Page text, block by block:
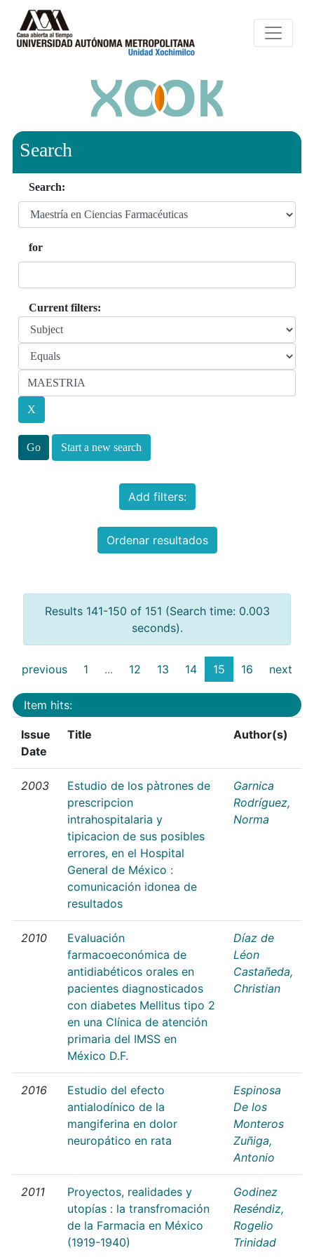
Search
Search:
for
Current filters:
Start a new search
Add filters:
Ordenar resultados
Results 141-150 of 151 (Search time: 0.003
seconds).
previous 1 ... 12 13 14 15 16 next
Item hits:
Issue
Date
Title Author(s)
2003
Estudio de los pàtrones de
prescripcion
intrahospitalaria y
tipicacion de sus posibles
errores, en el Hospital
General de México :
comunicación idonea de
resultados
Garnica
Rodríguez,
Norma
2010
Evaluación
farmacoeconómica de
antidiabéticos orales en
pacientes diagnosticados
con diabetes Mellitus tipo 2
en una Clínica de atención
primaria del IMSS en
México D.F.
Díaz de
Léon
Castañeda,
Christian
2016
Estudio del efecto
antialodínico de la
mangiferina en dolor
neuropático en rata
Espinosa
De los
Monteros
Zuñiga,
Antonio
2011
Proyectos, realidades y
utopías : la transfromación
de la Farmacia en México
(1919-1940)
Godinez
Reséndiz,
Rogelio
Trinidad